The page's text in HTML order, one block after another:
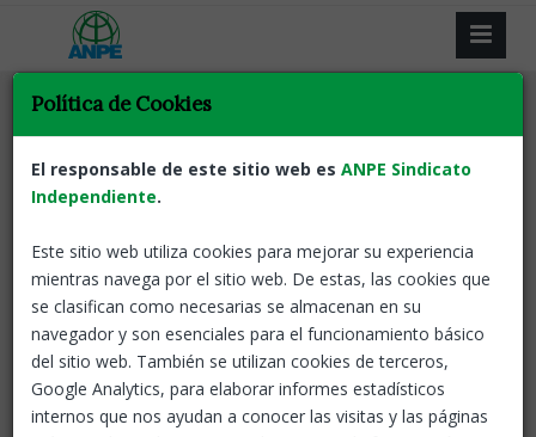
Resultat de la recerca
Tornar
Com millorar la convivència a les aules
Catalunya 15 Nov, 2023
Les
dades recopilades posen de
Política de Cookies
El responsable de este sitio web es ANPE Sindicato
Independiente.
Este sitio web utiliza cookies para mejorar su experiencia
mientras navega por el sitio web. De estas, las cookies que
se clasifican como necesarias se almacenan en su
navegador y son esenciales para el funcionamiento básico
del sitio web. También se utilizan cookies de terceros,
Google Analytics, para elaborar informes estadísticos
internos que nos ayudan a conocer las visitas y las páginas